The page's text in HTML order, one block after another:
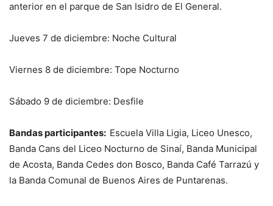
anterior en el parque de San Isidro de El General.
Jueves 7 de diciembre: Noche Cultural
Viernes 8 de diciembre: Tope Nocturno
Sábado 9 de diciembre: Desfile
Bandas participantes: Escuela Villa Ligia, Liceo Unesco,
Banda Cans del Liceo Nocturno de Sinaí, Banda Municipal
de Acosta, Banda Cedes don Bosco, Banda Café Tarrazú y
la Banda Comunal de Buenos Aires de Puntarenas.